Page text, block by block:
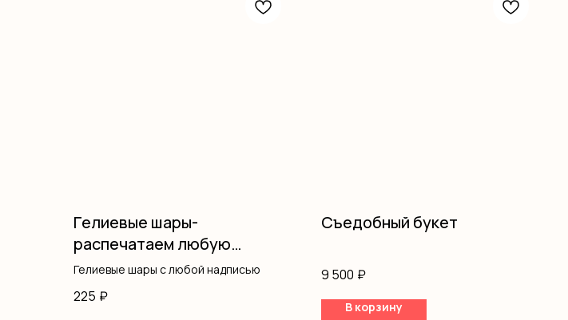
Гелиевые шары-
распечатаем любую
надпись
Гелиевые шары с любой надписью
225 ₽
Съедобный букет
9 500 ₽
В корзину